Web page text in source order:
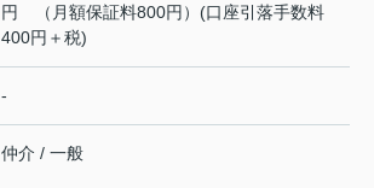
円 （月額保証料800円）(口座引落手数料
400円＋税)
-
仲介 / 一般